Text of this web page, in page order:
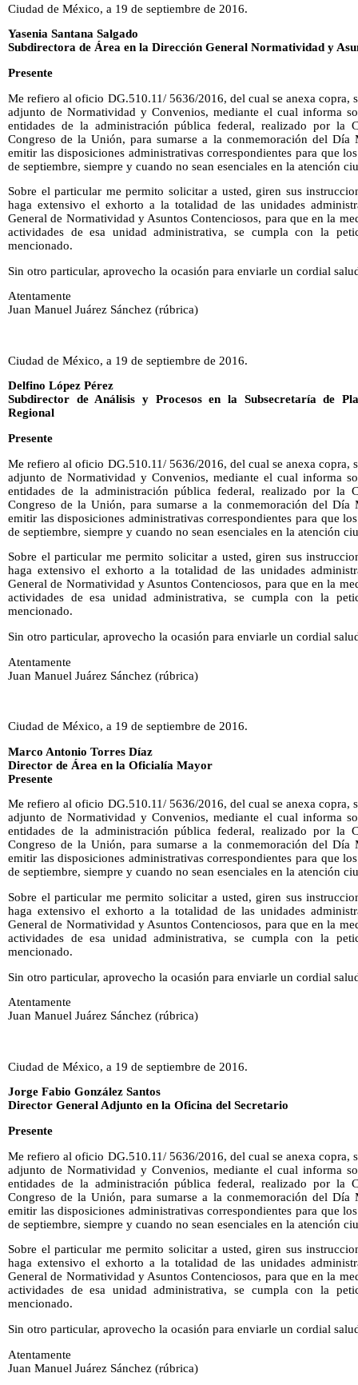
Ciudad de México, a 19 de septiembre de 2016.
Yasenia Santana Salgado
Subdirectora de Área en la Dirección General Normatividad y
Presente
Me refiero al oficio DG.510.11/ 5636/2016, del cual se anexa copra,
adjunto de Normatividad y Convenios, mediante el cual informa
entidades de la administración pública federal, realizado por la
Congreso de la Unión, para sumarse a la conmemoración del Día
emitir las disposiciones administrativas correspondientes para que
de septiembre, siempre y cuando no sean esenciales en la atención
Sobre el particular me permito solicitar a usted, giren sus
haga extensivo el exhorto a la totalidad de las unidades
General de Normatividad y Asuntos Contenciosos, para que en la
actividades de esa unidad administrativa, se cumpla con la
mencionado.
Sin otro particular, aprovecho la ocasión para enviarle un cordial
Atentamente
Juan Manuel Juárez Sánchez (rúbrica)
Ciudad de México, a 19 de septiembre de 2016.
Delfino López Pérez
Subdirector de Análisis y Procesos en la Subsecretaría de
Regional
Presente
Me refiero al oficio DG.510.11/ 5636/2016, del cual se anexa copra,
adjunto de Normatividad y Convenios, mediante el cual informa
entidades de la administración pública federal, realizado por la
Congreso de la Unión, para sumarse a la conmemoración del Día
emitir las disposiciones administrativas correspondientes para que
de septiembre, siempre y cuando no sean esenciales en la atención
Sobre el particular me permito solicitar a usted, giren sus
haga extensivo el exhorto a la totalidad de las unidades
General de Normatividad y Asuntos Contenciosos, para que en la
actividades de esa unidad administrativa, se cumpla con la
mencionado.
Sin otro particular, aprovecho la ocasión para enviarle un cordial
Atentamente
Juan Manuel Juárez Sánchez (rúbrica)
Ciudad de México, a 19 de septiembre de 2016.
Marco Antonio Torres Díaz
Director de Área en la Oficialía Mayor
Presente
Me refiero al oficio DG.510.11/ 5636/2016, del cual se anexa copra,
adjunto de Normatividad y Convenios, mediante el cual informa
entidades de la administración pública federal, realizado por la
Congreso de la Unión, para sumarse a la conmemoración del Día
emitir las disposiciones administrativas correspondientes para que
de septiembre, siempre y cuando no sean esenciales en la atención
Sobre el particular me permito solicitar a usted, giren sus
haga extensivo el exhorto a la totalidad de las unidades
General de Normatividad y Asuntos Contenciosos, para que en la
actividades de esa unidad administrativa, se cumpla con la
mencionado.
Sin otro particular, aprovecho la ocasión para enviarle un cordial
Atentamente
Juan Manuel Juárez Sánchez (rúbrica)
Ciudad de México, a 19 de septiembre de 2016.
Jorge Fabio González Santos
Director General Adjunto en la Oficina del Secretario
Presente
Me refiero al oficio DG.510.11/ 5636/2016, del cual se anexa copra,
adjunto de Normatividad y Convenios, mediante el cual informa
entidades de la administración pública federal, realizado por la
Congreso de la Unión, para sumarse a la conmemoración del Día
emitir las disposiciones administrativas correspondientes para que
de septiembre, siempre y cuando no sean esenciales en la atención
Sobre el particular me permito solicitar a usted, giren sus
haga extensivo el exhorto a la totalidad de las unidades
General de Normatividad y Asuntos Contenciosos, para que en la
actividades de esa unidad administrativa, se cumpla con la
mencionado.
Sin otro particular, aprovecho la ocasión para enviarle un cordial
Atentamente
Juan Manuel Juárez Sánchez (rúbrica)